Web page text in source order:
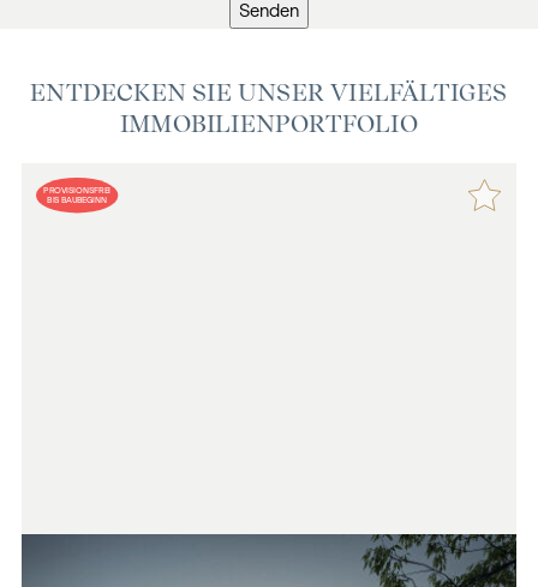
Senden
ENTDECKEN SIE UNSER VIELFÄLTIGES
IMMOBILIENPORTFOLIO
PROVISIONSFREI
BIS BAUBEGINN